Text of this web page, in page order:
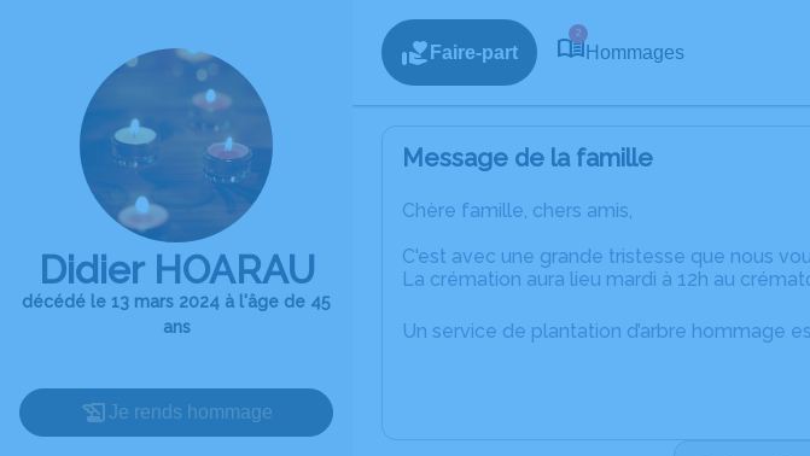
Didier HOARAU
décédé le 13 mars 2024 à l'âge de 45
ans
Je rends hommage
Faire-part
2
Hommages
Message de la famille
Chère famille, chers amis,
C'est avec une grande tristesse que nous
La crémation aura lieu mardi à 12h au
Un service de plantation d’arbre hommage